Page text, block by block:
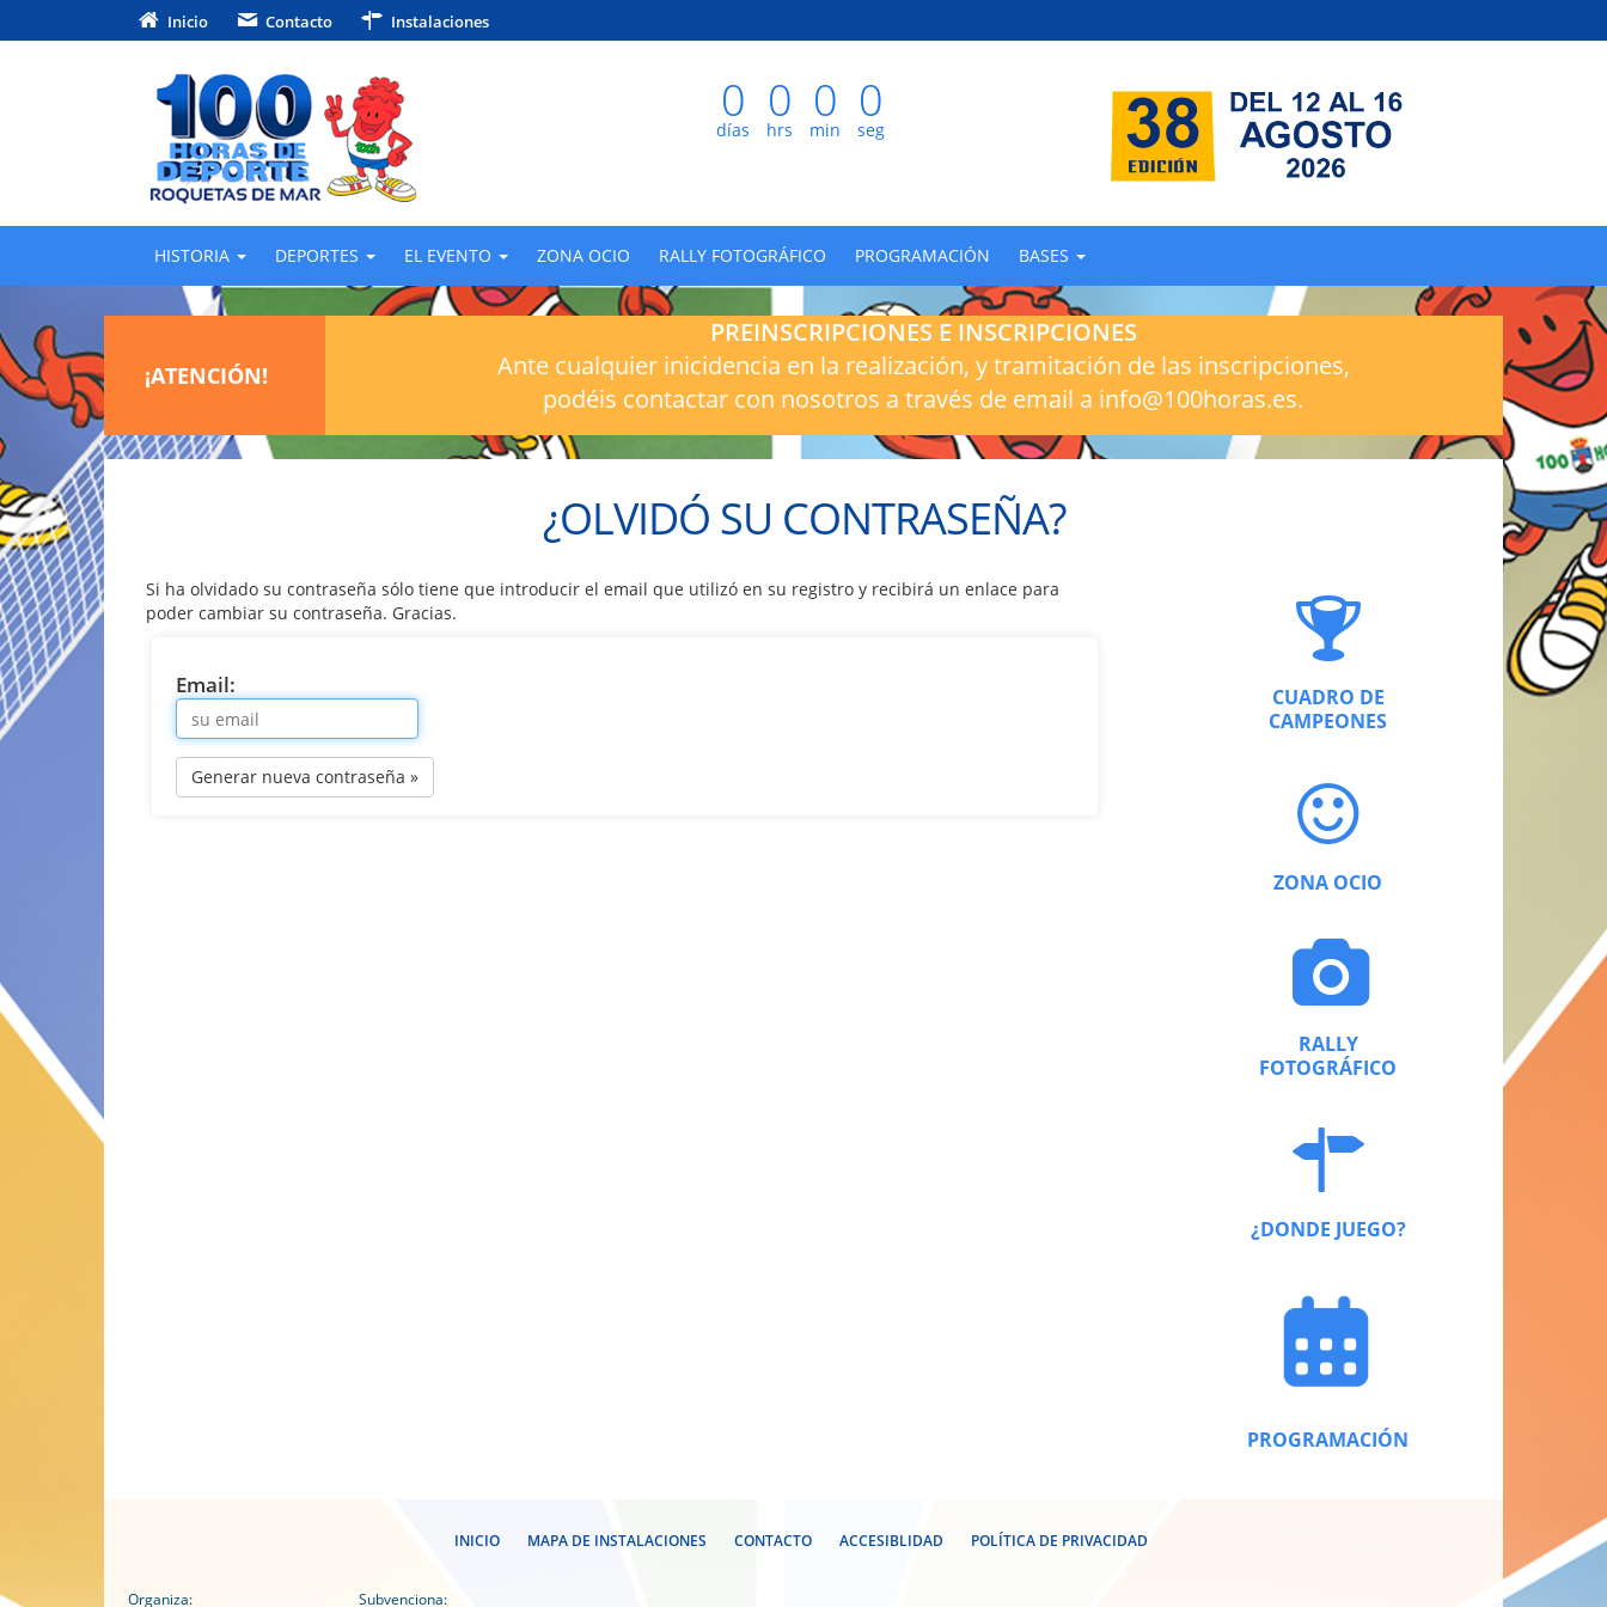
Inicio Contacto Instalaciones
0
días
0
hrs
0
min
0
seg
HISTORIA DEPORTES EL EVENTO ZONA OCIO RALLY FOTOGRÁFICO PROGRAMACIÓN BASES
¡ATENCIÓN!
PREINSCRIPCIONES E INSCRIPCIONES
Ante cualquier inicidencia en la realización, y tramitación de las inscripciones,
podéis contactar con nosotros a través de email a info@100horas.es.
¿OLVIDÓ SU CONTRASEÑA?
Si ha olvidado su contraseña sólo tiene que introducir el email que utilizó en su registro y recibirá un enlace para
poder cambiar su contraseña. Gracias.
Email:
Generar nueva contraseña »
CUADRO DE
CAMPEONES
ZONA OCIO
RALLY
FOTOGRÁFICO
¿DONDE JUEGO?
PROGRAMACIÓN
INICIO MAPA DE INSTALACIONES CONTACTO ACCESIBLIDAD POLÍTICA DE PRIVACIDAD
Organiza: Subvenciona: